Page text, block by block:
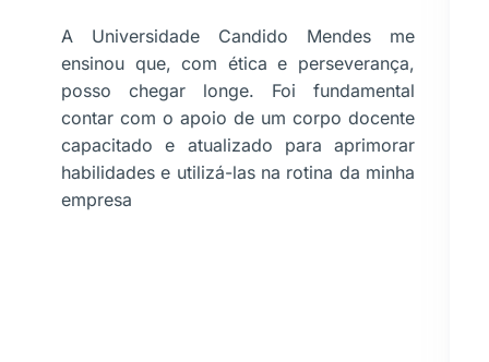
A Universidade Candido Mendes me
ensinou que, com ética e perseverança,
posso chegar longe. Foi fundamental
contar com o apoio de um corpo docente
capacitado e atualizado para aprimorar
habilidades e utilizá-las na rotina da minha
empresa